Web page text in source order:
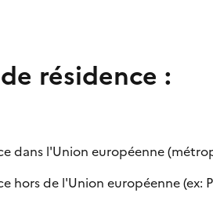
résidence :
dans l'Union européenne
hors de l'Union européenne